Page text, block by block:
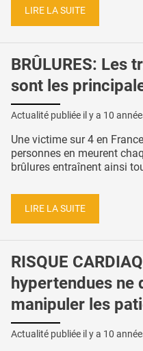
LIRE LA SUITE
BRÛLURES: Les
sont les
Actualité publiée il y a 10
Une victime sur 4 en
personnes en meurent
brûlures entraînent ainsi
LIRE LA SUITE
RISQUE
hypertendues ne
manipuler les
Actualité publiée il y a 10